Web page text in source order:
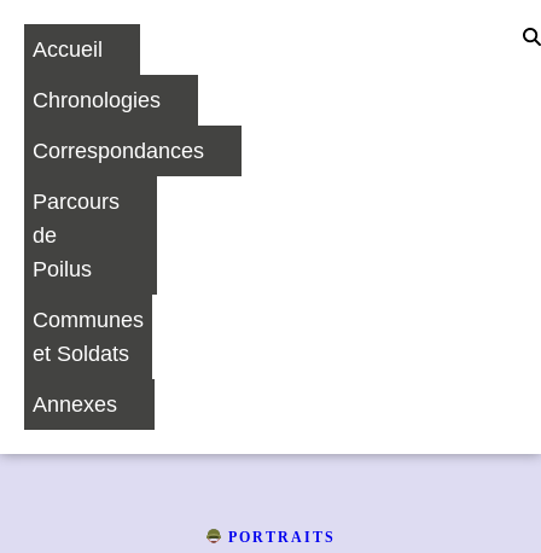
Accueil
Chronologies
Correspondances
Parcours
de
Poilus
Communes
et Soldats
Annexes
PORTRAITS